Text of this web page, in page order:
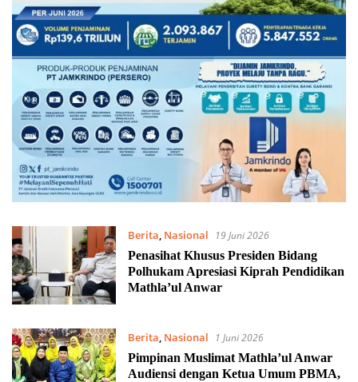
Berita, Nasional
19 Juni 2026
Penasihat Khusus Presiden Bidang
Polhukam Apresiasi Kiprah Pendidikan
Mathla’ul Anwar
Berita, Nasional
1 Juni 2026
Pimpinan Muslimat Mathla’ul Anwar
Audiensi dengan Ketua Umum PBMA,